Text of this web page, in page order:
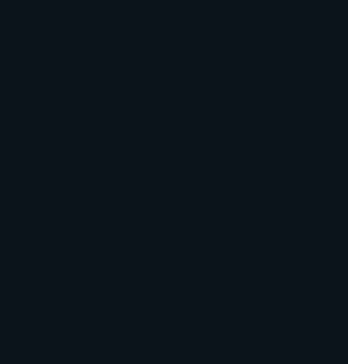
drift geraken van de combinatie door
een toereikende navigatie van het
van toepassing indien men, zoals in
schade die niet is ontstaan te wijten
navigatieprobleem, maar wel
één enkele duwbak, louter omdat dit
was voor de lading, bovendien
op een ogenblik dat het nog
de andere duwbak). Het loutere feit
werd aan een andere niet
aan een andere eigenaar,
van de geschikte duwbak t.a.v.
mede.
kan de duwbootexploitant in